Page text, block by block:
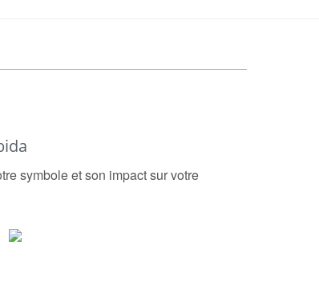
symbole et son impact sur votre